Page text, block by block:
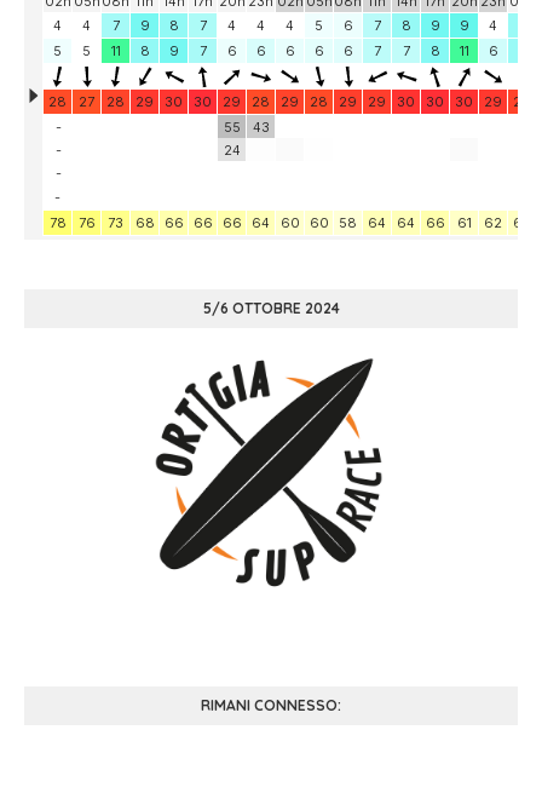
5/6 OTTOBRE 2024
RIMANI CONNESSO: